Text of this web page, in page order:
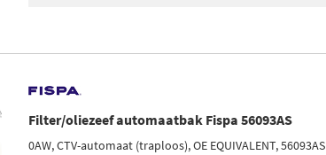
Filter/oliezeef automaatbak Fispa 56093AS
0AW, CTV-automaat (traploos), OE EQUIVALENT, 56093AS